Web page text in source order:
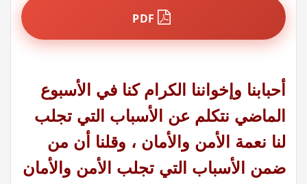
أحبابنا وإخواننا الكرام كنا في الأسبوع
الماضي نتكلم عن الأسباب التي تجلب
لنا نعمة الأمن والأمان ، وقلنا أن من
ضمن الأسباب التي تجلب الأمن والأمان